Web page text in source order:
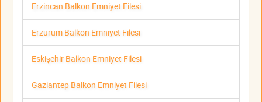
Erzincan Balkon Emniyet Filesi
Erzurum Balkon Emniyet Filesi
Eskişehir Balkon Emniyet Filesi
Gaziantep Balkon Emniyet Filesi